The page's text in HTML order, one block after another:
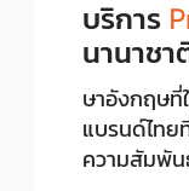
บริการ
นานาชา
ษาอังกฤษที่
แบรนด์ไทย
ความสัมพัน